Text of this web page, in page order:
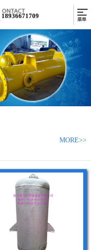
18936671709
MORE>>